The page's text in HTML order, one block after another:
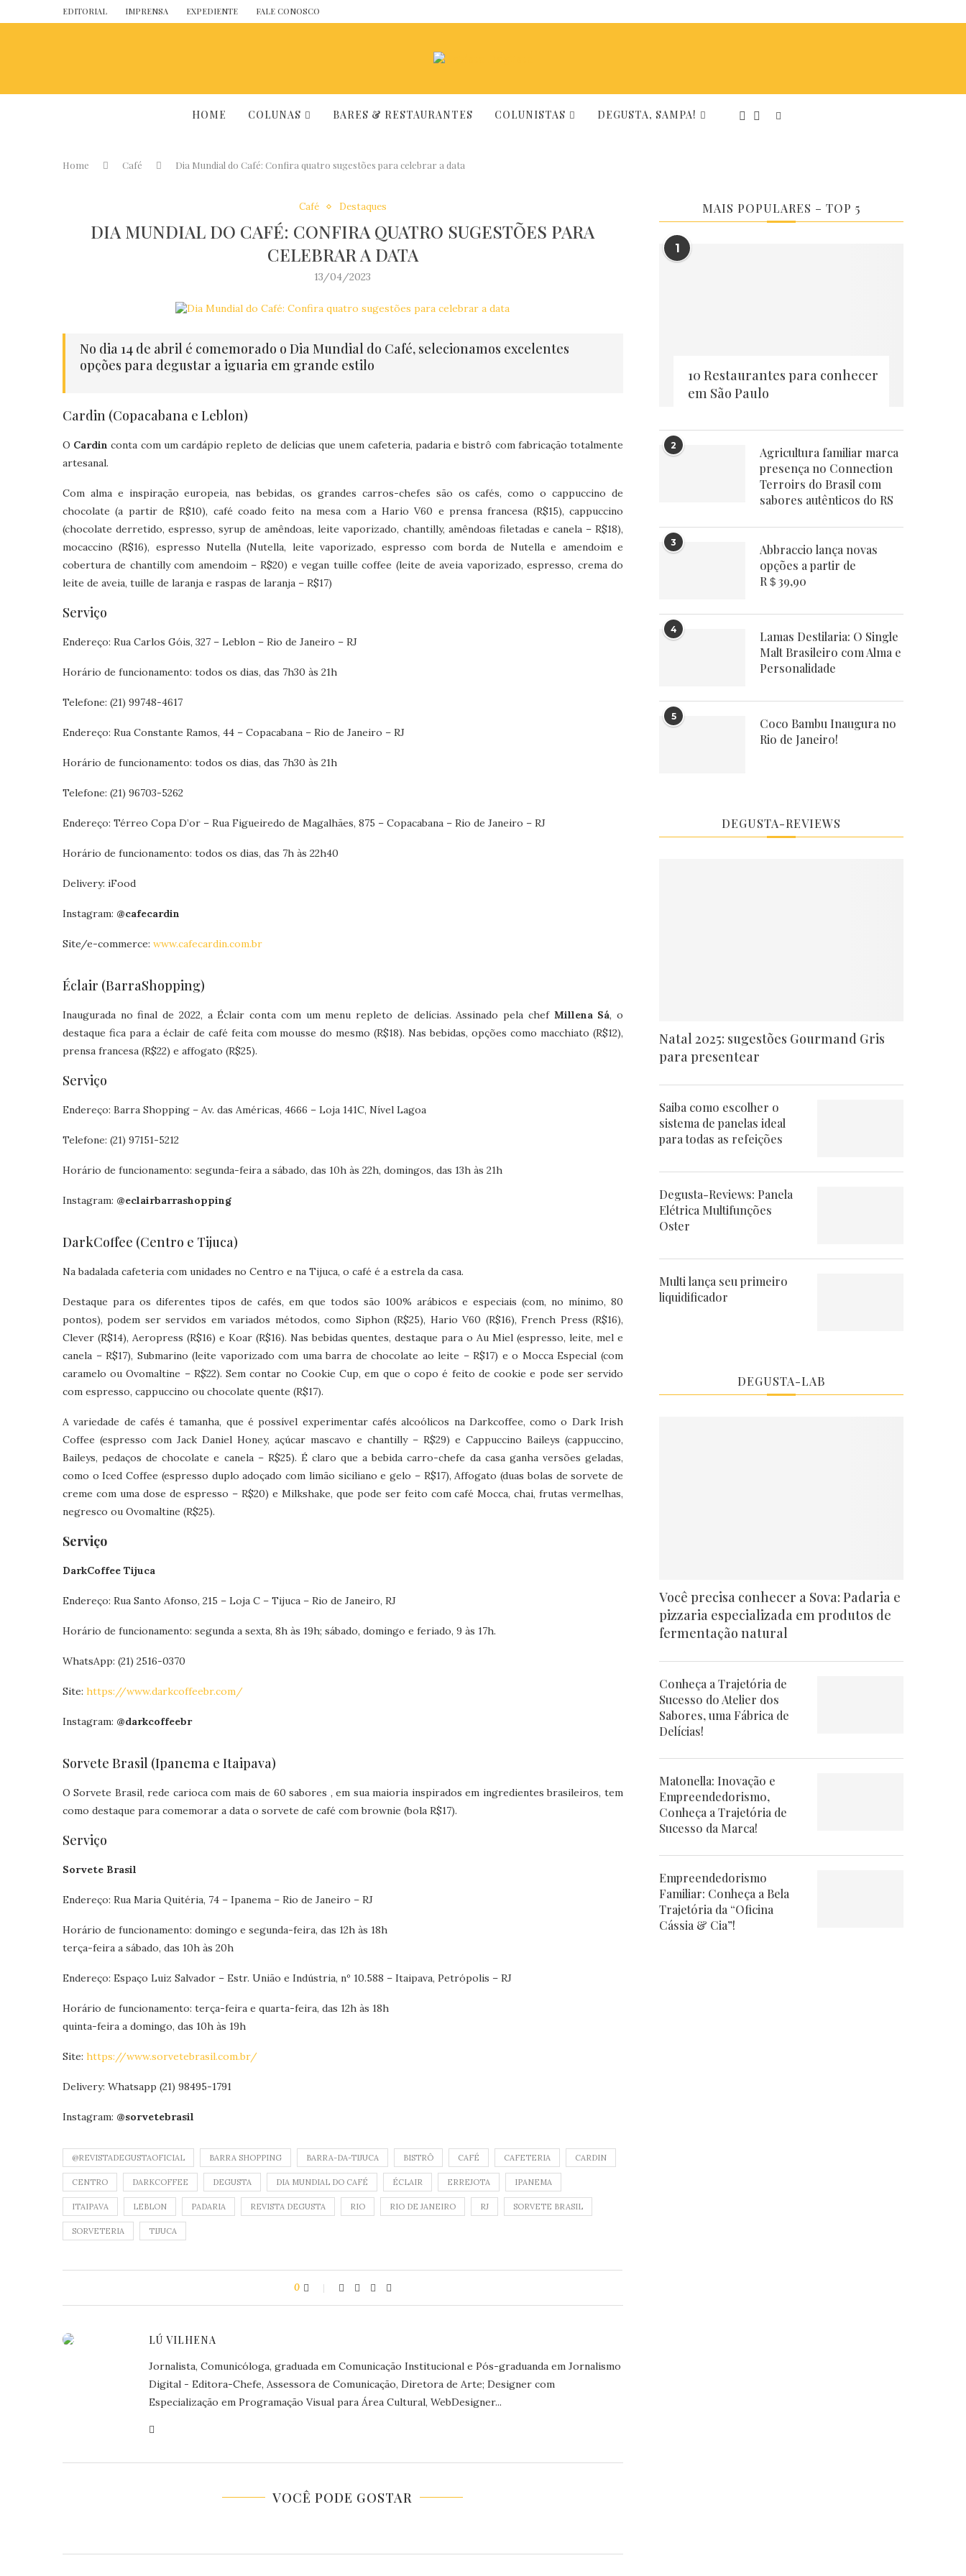
EDITORIAL IMPRENSA EXPEDIENTE FALE CONOSCO
HOME COLUNAS BARES & RESTAURANTES COLUNISTAS DEGUSTA, SAMPA!
Home Café Dia Mundial do Café: Confira quatro sugestões para celebrar a data
Café Destaques
DIA MUNDIAL DO CAFÉ: CONFIRA QUATRO SUGESTÕES PARA
CELEBRAR A DATA
13/04/2023
No dia 14 de abril é comemorado o Dia Mundial do Café, selecionamos excelentes
opções para degustar a iguaria em grande estilo
Cardin (Copacabana e Leblon)
O Cardin conta com um cardápio repleto de delícias que unem cafeteria, padaria e bistrô com fabricação totalmente
artesanal.
Com alma e inspiração europeia, nas bebidas, os grandes carros-chefes são os cafés, como o cappuccino de
chocolate (a partir de R$10), café coado feito na mesa com a Hario V60 e prensa francesa (R$15), cappuccino
(chocolate derretido, espresso, syrup de amêndoas, leite vaporizado, chantilly, amêndoas filetadas e canela – R$18),
mocaccino (R$16), espresso Nutella (Nutella, leite vaporizado, espresso com borda de Nutella e amendoim e
cobertura de chantilly com amendoim – R$20) e vegan tuille coffee (leite de aveia vaporizado, espresso, crema do
leite de aveia, tuille de laranja e raspas de laranja – R$17)
Serviço
Endereço: Rua Carlos Góis, 327 – Leblon – Rio de Janeiro – RJ
Horário de funcionamento: todos os dias, das 7h30 às 21h
Telefone: (21) 99748-4617
Endereço: Rua Constante Ramos, 44 – Copacabana – Rio de Janeiro – RJ
Horário de funcionamento: todos os dias, das 7h30 às 21h
Telefone: (21) 96703-5262
Endereço: Térreo Copa D’or – Rua Figueiredo de Magalhães, 875 – Copacabana – Rio de Janeiro – RJ
Horário de funcionamento: todos os dias, das 7h às 22h40
Delivery: iFood
Instagram: @cafecardin
Site/e-commerce: www.cafecardin.com.br
Éclair (BarraShopping)
Inaugurada no final de 2022, a Éclair conta com um menu repleto de delícias. Assinado pela chef Millena Sá, o
destaque fica para a éclair de café feita com mousse do mesmo (R$18). Nas bebidas, opções como macchiato (R$12),
prensa francesa (R$22) e affogato (R$25).
Serviço
Endereço: Barra Shopping – Av. das Américas, 4666 – Loja 141C, Nível Lagoa
Telefone: (21) 97151-5212
Horário de funcionamento: segunda-feira a sábado, das 10h às 22h, domingos, das 13h às 21h
Instagram: @eclairbarrashopping
DarkCoffee (Centro e Tijuca)
Na badalada cafeteria com unidades no Centro e na Tijuca, o café é a estrela da casa.
Destaque para os diferentes tipos de cafés, em que todos são 100% arábicos e especiais (com, no mínimo, 80
pontos), podem ser servidos em variados métodos, como Siphon (R$25), Hario V60 (R$16), French Press (R$16),
Clever (R$14), Aeropress (R$16) e Koar (R$16). Nas bebidas quentes, destaque para o Au Miel (espresso, leite, mel e
canela – R$17), Submarino (leite vaporizado com uma barra de chocolate ao leite – R$17) e o Mocca Especial (com
caramelo ou Ovomaltine – R$22). Sem contar no Cookie Cup, em que o copo é feito de cookie e pode ser servido
com espresso, cappuccino ou chocolate quente (R$17).
A variedade de cafés é tamanha, que é possível experimentar cafés alcoólicos na Darkcoffee, como o Dark Irish
Coffee (espresso com Jack Daniel Honey, açúcar mascavo e chantilly – R$29) e Cappuccino Baileys (cappuccino,
Baileys, pedaços de chocolate e canela – R$25). É claro que a bebida carro-chefe da casa ganha versões geladas,
como o Iced Coffee (espresso duplo adoçado com limão siciliano e gelo – R$17), Affogato (duas bolas de sorvete de
creme com uma dose de espresso – R$20) e Milkshake, que pode ser feito com café Mocca, chai, frutas vermelhas,
negresco ou Ovomaltine (R$25).
Serviço
DarkCoffee Tijuca
Endereço: Rua Santo Afonso, 215 – Loja C – Tijuca – Rio de Janeiro, RJ
Horário de funcionamento: segunda a sexta, 8h às 19h; sábado, domingo e feriado, 9 às 17h.
WhatsApp: (21) 2516-0370
Site: https://www.darkcoffeebr.com/
Instagram: @darkcoffeebr
Sorvete Brasil (Ipanema e Itaipava)
O Sorvete Brasil, rede carioca com mais de 60 sabores , em sua maioria inspirados em ingredientes brasileiros, tem
como destaque para comemorar a data o sorvete de café com brownie (bola R$17).
Serviço
Sorvete Brasil
Endereço: Rua Maria Quitéria, 74 – Ipanema – Rio de Janeiro – RJ
Horário de funcionamento: domingo e segunda-feira, das 12h às 18h
terça-feira a sábado, das 10h às 20h
Endereço: Espaço Luiz Salvador – Estr. União e Indústria, nº 10.588 – Itaipava, Petrópolis – RJ
Horário de funcionamento: terça-feira e quarta-feira, das 12h às 18h
quinta-feira a domingo, das 10h às 19h
Site: https://www.sorvetebrasil.com.br/
Delivery: Whatsapp (21) 98495-1791
Instagram: @sorvetebrasil
@REVISTADEGUSTAOFICIAL BARRA SHOPPING BARRA-DA-TIJUCA BISTRÔ CAFÉ CAFETERIA CARDIN
CENTRO DARKCOFFEE DEGUSTA DIA MUNDIAL DO CAFÉ ÉCLAIR ERREJOTA IPANEMA
ITAIPAVA LEBLON PADARIA REVISTA DEGUSTA RIO RIO DE JANEIRO RJ SORVETE BRASIL
SORVETERIA TIJUCA
0
LÚ VILHENA
Jornalista, Comunicóloga, graduada em Comunicação Institucional e Pós-graduanda em Jornalismo
Digital - Editora-Chefe, Assessora de Comunicação, Diretora de Arte; Designer com
Especialização em Programação Visual para Área Cultural, WebDesigner...
VOCÊ PODE GOSTAR
MAIS POPULARES – TOP 5
1
10 Restaurantes para conhecer
em São Paulo
2
Agricultura familiar marca
presença no Connection
Terroirs do Brasil com
sabores autênticos do RS
3
Abbraccio lança novas
opções a partir de
R＄39,90
4
Lamas Destilaria: O Single
Malt Brasileiro com Alma e
Personalidade
5
Coco Bambu Inaugura no
Rio de Janeiro!
DEGUSTA-REVIEWS
Natal 2025: sugestões Gourmand Gris
para presentear
Saiba como escolher o
sistema de panelas ideal
para todas as refeições
Degusta-Reviews: Panela
Elétrica Multifunções
Oster
Multi lança seu primeiro
liquidificador
DEGUSTA-LAB
Você precisa conhecer a Sova: Padaria e
pizzaria especializada em produtos de
fermentação natural
Conheça a Trajetória de
Sucesso do Atelier dos
Sabores, uma Fábrica de
Delícias!
Matonella: Inovação e
Empreendedorismo,
Conheça a Trajetória de
Sucesso da Marca!
Empreendedorismo
Familiar: Conheça a Bela
Trajetória da “Oficina
Cássia & Cia”!